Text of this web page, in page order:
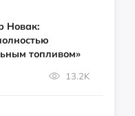
Новак:
топливом»
13.2K